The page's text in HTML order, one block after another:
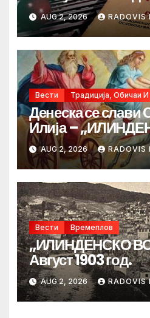
AUG 2, 2026 RADOVIS
Вести Традиција, Обичаи
Денеска се слави
Илија –
AUG 2, 2026 RADOVIS
Вести Времеплов
„ИЛИНДЕНСКО
Август 1903 год.
AUG 2, 2026 RADOVIS